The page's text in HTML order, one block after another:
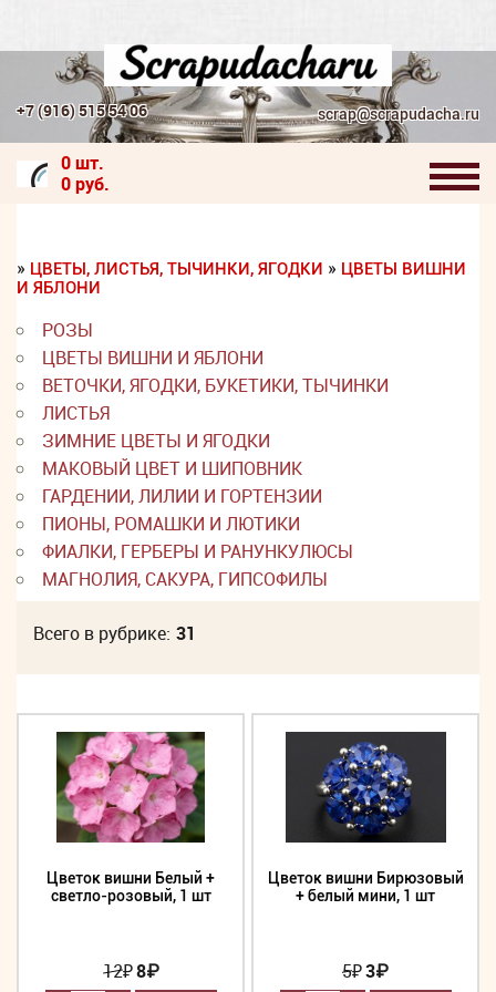
+7 (916) 515 54 06 scrap@scrapudacha.ru
0 шт.
0 руб.
» ЦВЕТЫ, ЛИСТЬЯ, ТЫЧИНКИ, ЯГОДКИ » ЦВЕТЫ ВИШНИ
И ЯБЛОНИ
РОЗЫ
ЦВЕТЫ ВИШНИ И ЯБЛОНИ
ВЕТОЧКИ, ЯГОДКИ, БУКЕТИКИ, ТЫЧИНКИ
ЛИСТЬЯ
ЗИМНИЕ ЦВЕТЫ И ЯГОДКИ
МАКОВЫЙ ЦВЕТ И ШИПОВНИК
ГАРДЕНИИ, ЛИЛИИ И ГОРТЕНЗИИ
ПИОНЫ, РОМАШКИ И ЛЮТИКИ
ФИАЛКИ, ГЕРБЕРЫ И РАНУНКУЛЮСЫ
МАГНОЛИЯ, САКУРА, ГИПСОФИЛЫ
Всего в рубрике: 31
Цветок вишни Белый +
светло-розовый, 1 шт
12₽8₽
Цветок вишни Бирюзовый
+ белый мини, 1 шт
5₽3₽